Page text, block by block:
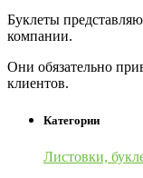
Буклеты
компании.
Они обязательно
клиентов.
Категории
Листовки,